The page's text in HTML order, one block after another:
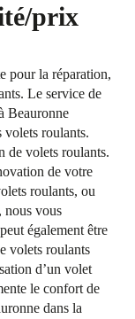
prix
pour la réparation,
Le service de
Beauronne
volets roulants.
de volets roulants.
de votre
roulants, ou
nous vous
également être
volets roulants
d’un volet
le confort de
dans la